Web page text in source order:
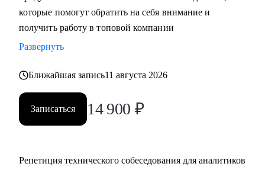
компетенций;
• Получить практические советы по управлению командой;
• Сформировать свою стратегию профессионального роста;
страну своей мечты;
Кому могу помочь:
• Продуктовым аналитикам, аналитикам данных и продаж
трек развития;
которые помогут обратить на себя внимание и
получить работу в топовой компании
Развернуть
Ближайшая запись11 августа 2026
Записаться 14 900 ₽
Репетиция технического собеседования для аналитиков